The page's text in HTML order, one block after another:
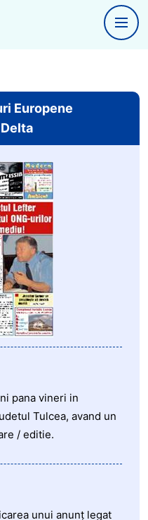
Europene
pana vineri in
Tulcea, avand un
/ editie.
unui anunț legat